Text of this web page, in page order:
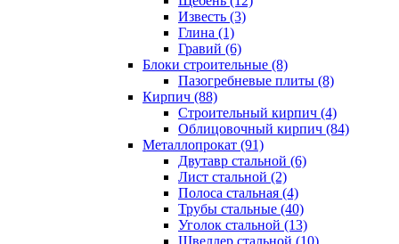
Известь (3)
Глина (1)
Гравий (6)
Блоки строительные (8)
Пазогребневые плиты (8)
Кирпич (88)
Строительный кирпич (4)
Облицовочный кирпич (84)
Металлопрокат (91)
Двутавр стальной (6)
Лист стальной (2)
Полоса стальная (4)
Трубы стальные (40)
Уголок стальной (13)
Швеллер стальной (10)